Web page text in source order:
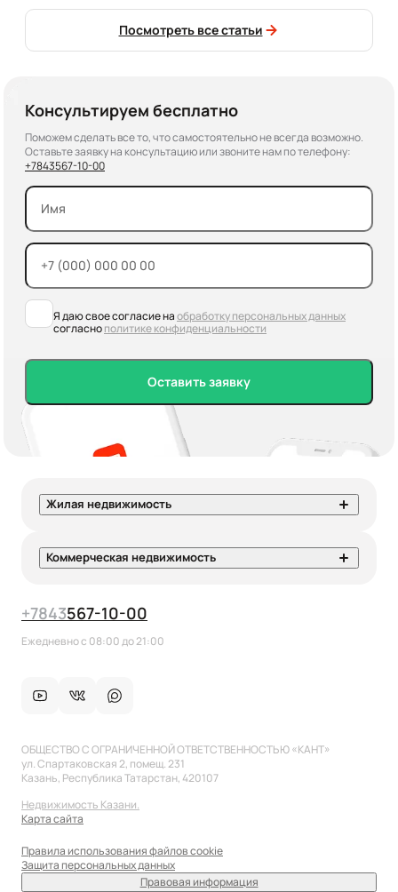
Посмотреть все статьи
Консультируем бесплатно
Поможем сделать все то, что самостоятельно не всегда возможно.
Оставьте заявку на консультацию или звоните нам по телефону:
+7843567-10-00
Я даю свое согласие наобработку персональных данных
согласнополитике конфиденциальности
Оставить заявку
Жилая недвижимость
Коммерческая недвижимость
+7843567-10-00
Ежедневно с 08:00 до 21:00
ОБЩЕСТВО С ОГРАНИЧЕННОЙ ОТВЕТСТВЕННОСТЬЮ «КАНТ»
ул. Спартаковская 2, помещ. 231
Казань, Республика Татарстан, 420107
Недвижимость Казани.
Карта сайта
Правила использования файлов cookie
Защита персональных данных
Правовая информация